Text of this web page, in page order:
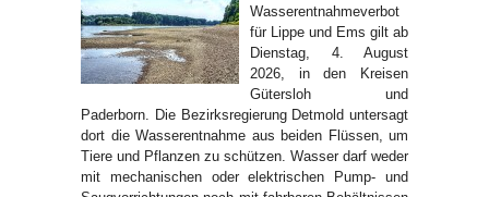
Wasserentnahmeverbot
für Lippe und Ems gilt ab
Dienstag, 4. August
2026, in den Kreisen
Gütersloh und
Paderborn. Die Bezirksregierung Detmold untersagt
dort die Wasserentnahme aus beiden Flüssen, um
Tiere und Pflanzen zu schützen. Wasser darf weder
mit mechanischen oder elektrischen Pump- und